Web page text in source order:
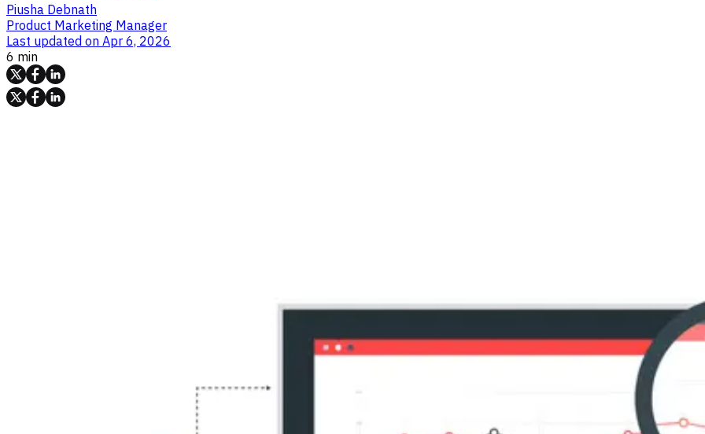
Piusha Debnath
Product Marketing Manager
Last updated on Apr 6, 2026
6 min